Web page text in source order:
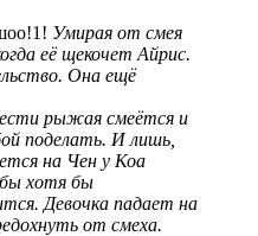
Умирая от смея
её щекочет Айрис.
Она ещё
рыжая смеётся и
поделать. И лишь,
на Чен у Коа
хотя бы
Девочка падает на
от смеха.